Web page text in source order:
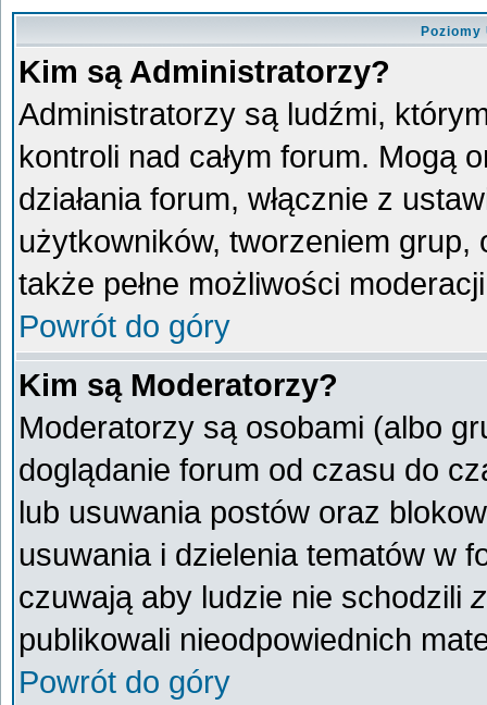
Kim są Administratorzy?
Administratorzy są ludźmi,
kontroli nad całym forum. Mogą
działania forum, włącznie z
użytkowników, tworzeniem
także pełne możliwości
Powrót do góry
Kim są Moderatorzy?
Moderatorzy są osobami (albo
doglądanie forum od czasu do
lub usuwania postów oraz
usuwania i dzielenia tematów w
czuwają aby ludzie nie schodzili
publikowali nieodpowiednich
Powrót do góry